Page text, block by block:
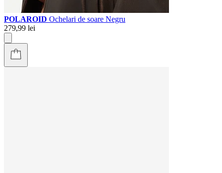
POLAROID Ochelari de soare Negru
279,99 lei